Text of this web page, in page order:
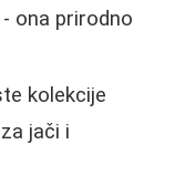
ona prirodno
kolekcije
jači i